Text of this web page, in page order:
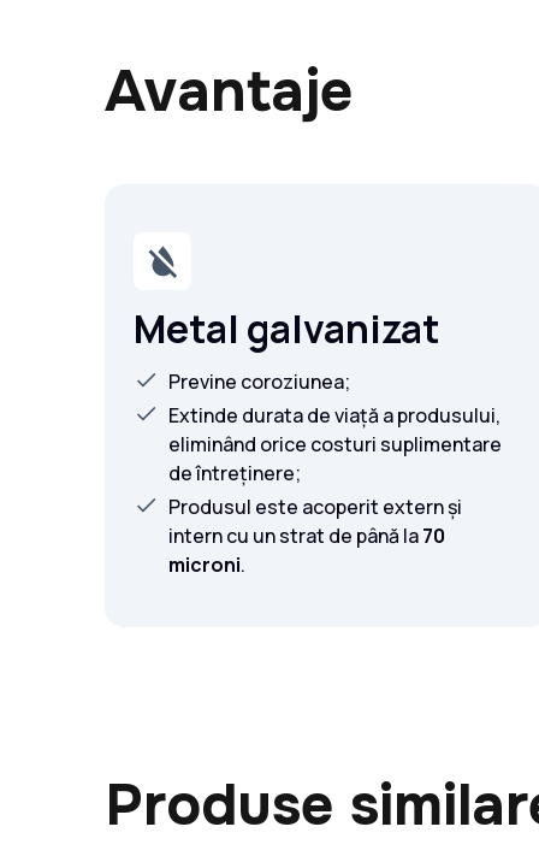
Avantaje
Metal galvanizat
Previne coroziunea;
Extinde durata de viață a produsului,
eliminând orice costuri suplimentare
de întreținere;
Produsul este acoperit extern și
intern cu un strat de până la70
microni.
Produse